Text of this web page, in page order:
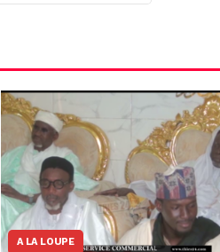
A LA LOUPE